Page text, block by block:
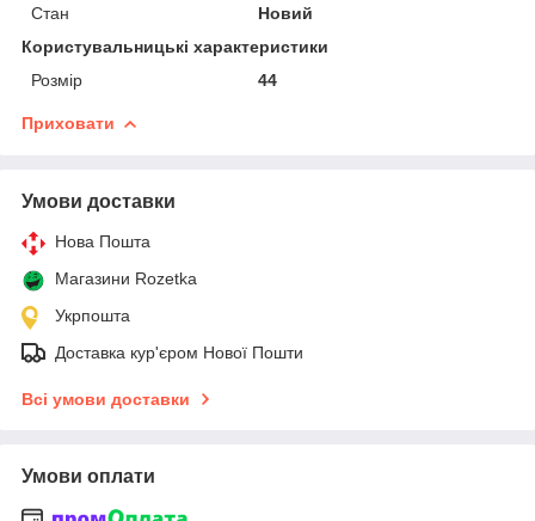
Стан
Новий
Користувальницькі характеристики
Розмір
44
Приховати
Умови доставки
Нова Пошта
Магазини Rozetka
Укрпошта
Доставка кур'єром Нової Пошти
Всі умови доставки
Умови оплати